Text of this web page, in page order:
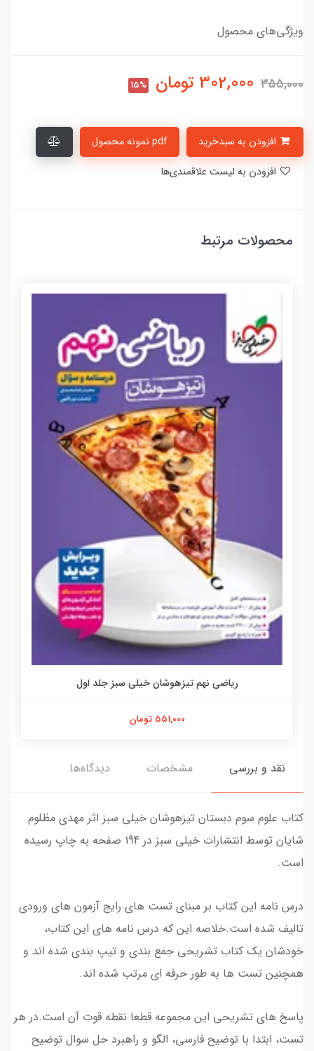
ویژگی‌های محصول
355,000
302,000 تومان 15%
pdf نمونه محصول
محصولات مرتبط
ریاضی نهم تیزهوشان خیلی سبز جلد اول
551,000 تومان
نقد و بررسی مشخصات دیدگاه‌ها
کتاب علوم سوم دبستان تیزهوشان خیلی سبز اثر مهدی مظلوم
شایان توسط انتشارات خیلی سبز در 194 صفحه به چاپ رسیده
است.
درس نامه این کتاب بر مبنای تست های رایج آزمون های ورودی
تالیف شده است.خلاصه این که درس نامه های این کتاب،
خودشان یک کتاب تشریحی جمع بندی و تیپ بندی شده اند و
همچنین تست ها به طور حرفه ای مرتب شده اند.
پاسخ های تشریحی این مجموعه قطعا نقطه قوت آن است.در هر
تست، ابتدا با توضیح فارسی، الگو و راهبرد حل سوال توضیح